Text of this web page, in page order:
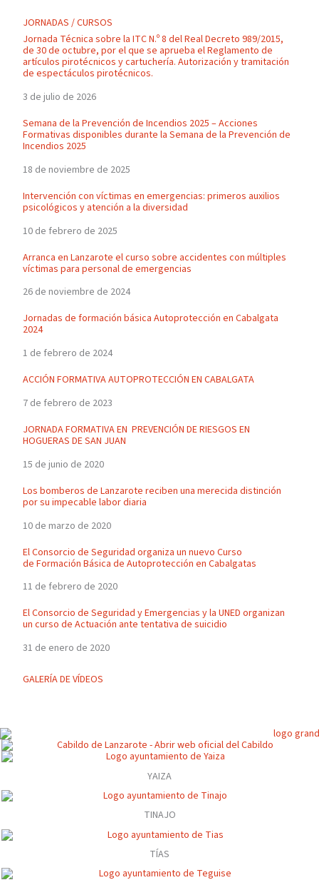
JORNADAS / CURSOS
Jornada Técnica sobre la ITC N.º 8 del Real Decreto 989/2015,
de 30 de octubre, por el que se aprueba el Reglamento de
artículos pirotécnicos y cartuchería. Autorización y tramitación
de espectáculos pirotécnicos.
3 de julio de 2026
Semana de la Prevención de Incendios 2025 – Acciones
Formativas disponibles durante la Semana de la Prevención de
Incendios 2025
18 de noviembre de 2025
Intervención con víctimas en emergencias: primeros auxilios
psicológicos y atención a la diversidad
10 de febrero de 2025
Arranca en Lanzarote el curso sobre accidentes con múltiples
víctimas para personal de emergencias
26 de noviembre de 2024
Jornadas de formación básica Autoprotección en Cabalgata
2024
1 de febrero de 2024
ACCIÓN FORMATIVA AUTOPROTECCIÓN EN CABALGATA
7 de febrero de 2023
JORNADA FORMATIVA EN PREVENCIÓN DE RIESGOS EN
HOGUERAS DE SAN JUAN
15 de junio de 2020
Los bomberos de Lanzarote reciben una merecida distinción
por su impecable labor diaria
10 de marzo de 2020
El Consorcio de Seguridad organiza un nuevo Curso
de Formación Básica de Autoprotección en Cabalgatas
11 de febrero de 2020
El Consorcio de Seguridad y Emergencias y la UNED organizan
un curso de Actuación ante tentativa de suicidio
31 de enero de 2020
GALERÍA DE VÍDEOS
YAIZA
TINAJO
TÍAS